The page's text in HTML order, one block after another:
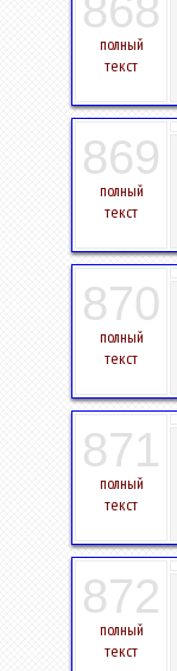
868
полный
текст
869
полный
текст
870
полный
текст
871
полный
текст
872
полный
текст